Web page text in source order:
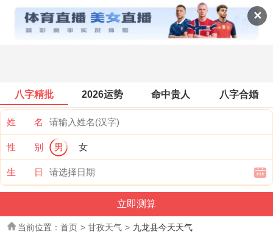
✕
全国天气
八字精批 2026运势 命中贵人 八字合婚
姓 名
性 别 男 女
生 日
当前位置： 首页 > 甘孜天气 > 九龙县今天天气